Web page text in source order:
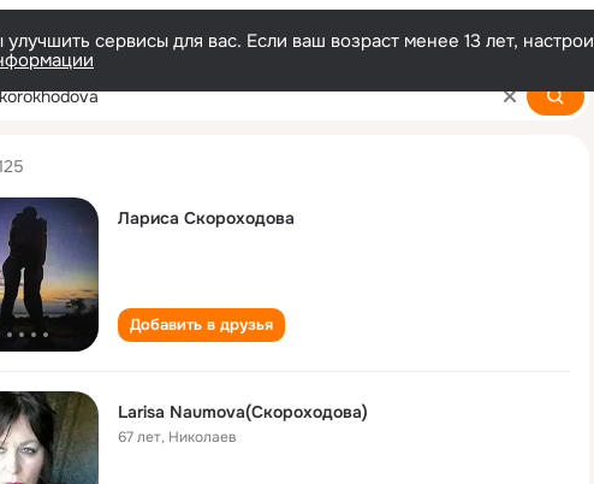
сервисы для вас. Если ваш возраст менее 13 лет,
skorokhodova
Лариса Скороходова
Добавить в друзья
Larisa Naumova(Скороходова)
67 лет, Николаев